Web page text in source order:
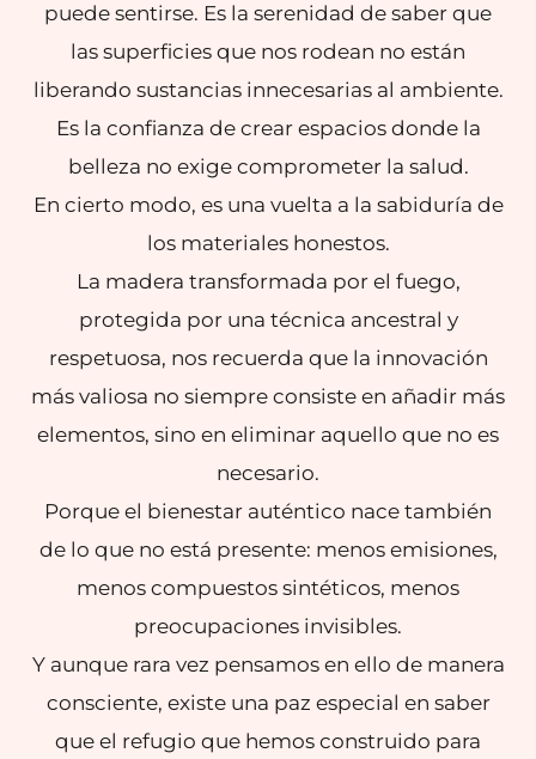
puede sentirse. Es la serenidad de saber que
las superficies que nos rodean no están
liberando sustancias innecesarias al ambiente.
Es la confianza de crear espacios donde la
belleza no exige comprometer la salud.
En cierto modo, es una vuelta a la sabiduría de
los materiales honestos.
La madera transformada por el fuego,
protegida por una técnica ancestral y
respetuosa, nos recuerda que la innovación
más valiosa no siempre consiste en añadir más
elementos, sino en eliminar aquello que no es
necesario.
Porque el bienestar auténtico nace también
de lo que no está presente: menos emisiones,
menos compuestos sintéticos, menos
preocupaciones invisibles.
Y aunque rara vez pensamos en ello de manera
consciente, existe una paz especial en saber
que el refugio que hemos construido para